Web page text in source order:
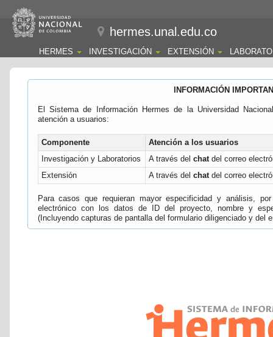
hermes.unal.edu.co
HERMES INVESTIGACIÓN EXTENSIÓN
INFORMACIÓN
El Sistema de Información Hermes de la Universidad
atención a usuarios:
Componente
Atención a los usuarios
Investigación y Laboratorios
A través del chatdel correo
Extensión
A través del chatdel correo
Para casos que requieran mayor especificidad y análisis,
electrónico con los datos de ID del proyecto, nombre y
(Incluyendo capturas de pantalla del formulario diligenciado y del